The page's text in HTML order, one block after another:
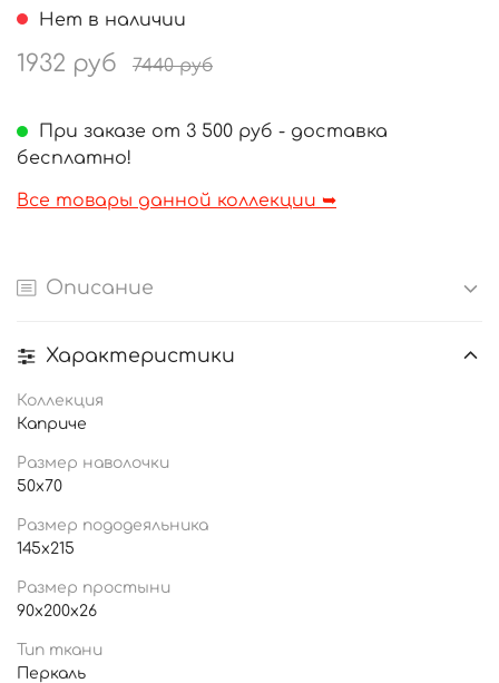
Нет в наличии
1932 руб 7440 руб
При заказе от 3 500 руб - доставка
бесплатно!
Все товары данной коллекции ➥
Описание
Характеристики
Коллекция
Каприче
Размер наволочки
50x70
Размер пододеяльника
145x215
Размер простыни
90x200x26
Тип ткани
Перкаль